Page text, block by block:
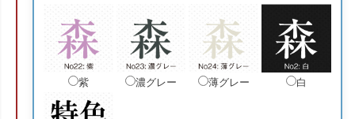
紫 濃グレー 薄グレー 白